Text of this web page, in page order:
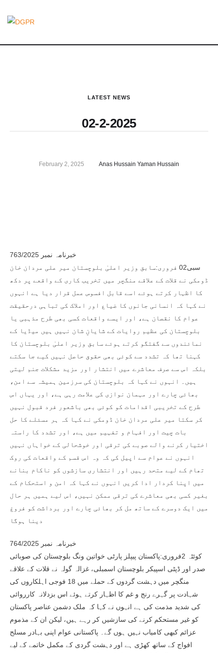
LATEST NEWS
02-2-2025
February 2, 2025 Anas Hussain Yaman Hussain
خبرنامہ نمبر 763/2025
سبی02 فروری:سابق وزیر اعلیٰ بلوچستان میر علی مردان خان
ڈومکی نے قلات کے علاقے منگچر میں تخریب کاری کے واقعے پر دکھ
کا اظہار کرتے ہوئے اسے قابل افسوس عمل قرار دیا ہے انہوں
نے کہا کہ انسانی جانوں کا ضیاع اور املاک کی تباہی درحقیقت
عوام کا نقصان ہے، اور ایسے واقعات کسی بھی طرح مذہبی یا
بلوچستان کی عظیم روایات کے شایانِ شان نہیں ہیں میڈیا کے
نمائندوں سے گفتگو کرتے ہوئے سابق وزیر اعلیٰ بلوچستان کا
کہنا تھا کہ تشدد سے کوئی بھی حقوق حاصل نہیں کیے جا سکتے
بلکہ اس سے صرف معاشرے میں انتشار اور مزید مشکلات جنم لیتی
ہیں۔ انہوں نے کہا کہ بلوچستان کی سرزمین ہمیشہ سے امن،
بھائی چارے اور مہمان نوازی کی علامت رہی ہے، اور یہاں اس
طرح کے تخریبی اقدامات کو کوئی بھی باشعور فرد قبول نہیں
کر سکتا میر علی مردان خان ڈومکی نے کہا کہ ہر مسئلے کا حل
بات چیت اور افہام و تفہیم میں ہے، اور تشدد کا راستہ
اختیار کرنے والے صوبے کی ترقی اور خوشحالی کے خواہاں نہیں
انہوں نے عوام سے اپیل کی کہ وہ اس قسم کے واقعات کی روک
تھام کے لیے متحد رہیں اور انتشاری سازشوں کو ناکام بنانے
میں اپنا کردار ادا کریں انہوں نے کہا کہ امن و استحکام کے
بغیر کسی بھی معاشرے کی ترقی ممکن نہیں، اس لیے ہمیں ہر حال
میں ایک دوسرے کے ساتھ مل کر بھائی چارے اور برداشت کو فروغ
دینا ہوگا
خبرنامہ نمبر 764/2025
کوئٹہ 2فروری:پاکستان پیپلز پارٹی خواتین ونگ بلوچستان کی صوبائی
صدر اور ڈپٹی اسپیکر بلوچستان اسمبلی، غزالہ گولہ نے قلات کے علاقے
منگچر میں دہشت گردوں کے حملے میں 18 فوجی اہلکاروں کی
شہادت پر گہرے رنج و غم کا اظہار کرتے ہوئے اس بزدلانہ کارروائی
کی شدید مذمت کی ہے انہوں نے کہا کہ ملک دشمن عناصر پاکستان
کو غیر مستحکم کرنے کی سازشیں کر رہے ہیں، لیکن ان کے مذموم
عزائم کبھی کامیاب نہیں ہوں گے۔ پاکستانی عوام اپنی بہادر مسلح
افواج کے ساتھ کھڑی ہے اور دہشت گردی کے مکمل خاتمے کے لیے